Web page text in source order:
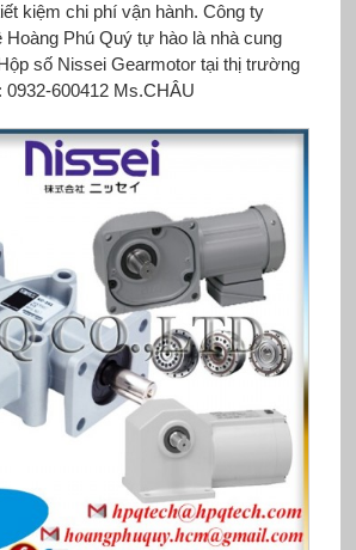
kiệm chi phí vận hành. Công ty
Hoàng Phú Quý tự hào là nhà cung
số Nissei Gearmotor tại thị trường
0932-600412 Ms.CHÂU